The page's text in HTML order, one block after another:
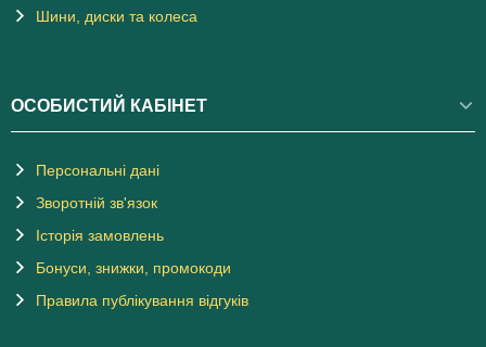
Шини, диски та колеса
ОСОБИСТИЙ КАБІНЕТ
Персональні дані
Зворотній зв'язок
Історія замовлень
Бонуси, знижки, промокоди
Правила публікування відгуків